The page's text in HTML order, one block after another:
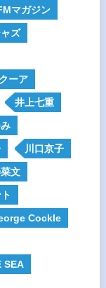
マガジン
ズ
ーア
井上七重
川口京子
文
Cockle
SEA